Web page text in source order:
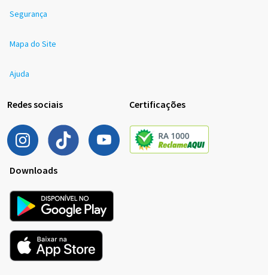
Segurança
Mapa do Site
Ajuda
Redes sociais Certificações
Downloads